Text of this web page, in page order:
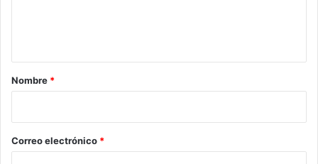
r
*
Nombre *
Correo electrónico *